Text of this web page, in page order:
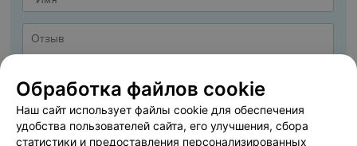
Обработка файлов cookie
Наш сайт использует файлы cookie для обеспечения
удобства пользователей сайта, его улучшения, сбора
статистики и предоставления персонализированных